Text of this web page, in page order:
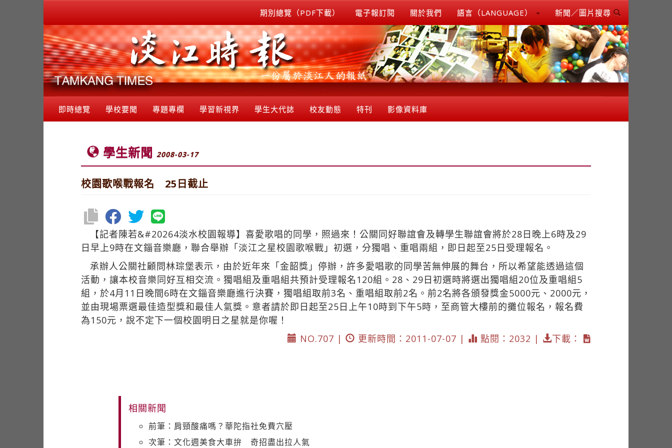
期別總覽（PDF下載） 電子報訂閱 關於我們 語言（LANGUAGE） 新聞／圖片搜尋
即時總覽 學校要聞 專題專欄 學習新視界 學生大代誌 校友動態 特刊 影像資料庫
學生新聞 2008-03-17
校園歌喉戰報名 25日截止
【記者陳若&#20264淡水校園報導】喜愛歌唱的同學，照過來！公關同好聯誼會及轉學生聯誼會將於28日晚上6時及29
日早上9時在文錙音樂廳，聯合舉辦「淡江之星校園歌喉戰」初選，分獨唱、重唱兩組，即日起至25日受理報名。
承辦人公關社顧問林琮堡表示，由於近年來「金韶獎」停辦，許多愛唱歌的同學苦無伸展的舞台，所以希望能透過這個
活動，讓本校音樂同好互相交流。獨唱組及重唱組共預計受理報名120組。28、29日初選時將選出獨唱組20位及重唱組5
組，於4月11日晚間6時在文錙音樂廳進行決賽，獨唱組取前3名、重唱組取前2名。前2名將各頒發獎金5000元、2000元，
並由現場票選最佳造型獎和最佳人氣獎。意者請於即日起至25日上午10時到下午5時，至商管大樓前的攤位報名，報名費
為150元，說不定下一個校園明日之星就是你喔！
NO.707 |
更新時間：2011-07-07 | 點閱：2032 | 下載：
相關新聞
前筆：肩頸酸痛嗎？華陀指社免費穴壓
次筆：文化週美食大車拚 奇招盡出拉人氣